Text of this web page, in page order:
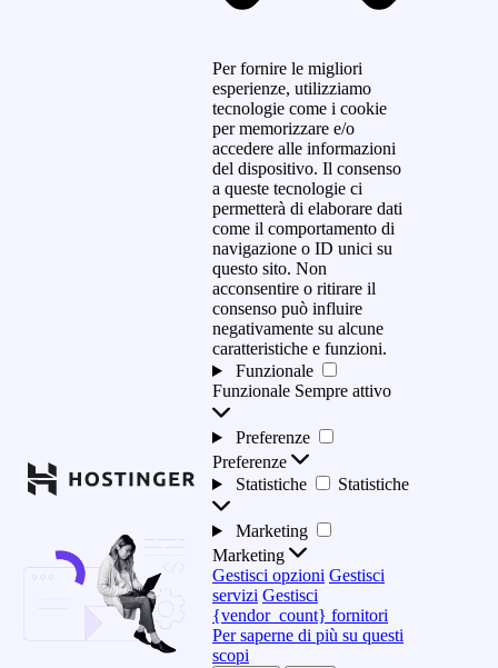
Per fornire le migliori
esperienze, utilizziamo
tecnologie come i cookie
per memorizzare e/o
accedere alle informazioni
del dispositivo. Il consenso
a queste tecnologie ci
permetterà di elaborare dati
come il comportamento di
navigazione o ID unici su
questo sito. Non
acconsentire o ritirare il
consenso può influire
negativamente su alcune
caratteristiche e funzioni.
Funzionale
Funzionale Sempre attivo
Preferenze
Preferenze
Statistiche
Statistiche
Marketing
Marketing
Gestisci opzioni Gestisci
servizi Gestisci
{vendor_count} fornitori
Per saperne di più su questi
scopi